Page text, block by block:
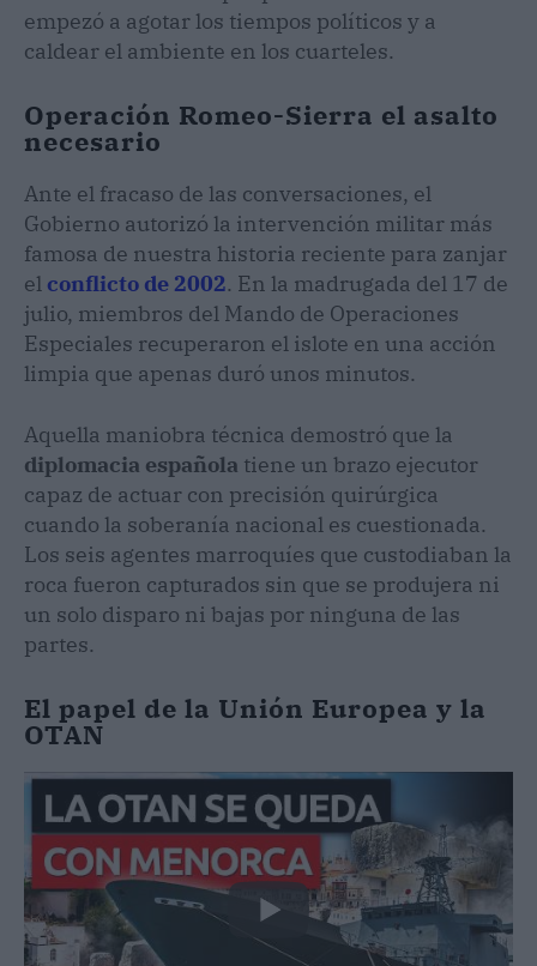
empezó a agotar los tiempos políticos y a
caldear el ambiente en los cuarteles.
Operación Romeo-Sierra el asalto
necesario
Ante el fracaso de las conversaciones, el
Gobierno autorizó la intervención militar más
famosa de nuestra historia reciente para zanjar
el conflicto de 2002. En la madrugada del 17 de
julio, miembros del Mando de Operaciones
Especiales recuperaron el islote en una acción
limpia que apenas duró unos minutos.
Aquella maniobra técnica demostró que la
diplomacia española tiene un brazo ejecutor
capaz de actuar con precisión quirúrgica
cuando la soberanía nacional es cuestionada.
Los seis agentes marroquíes que custodiaban la
roca fueron capturados sin que se produjera ni
un solo disparo ni bajas por ninguna de las
partes.
El papel de la Unión Europea y la
OTAN